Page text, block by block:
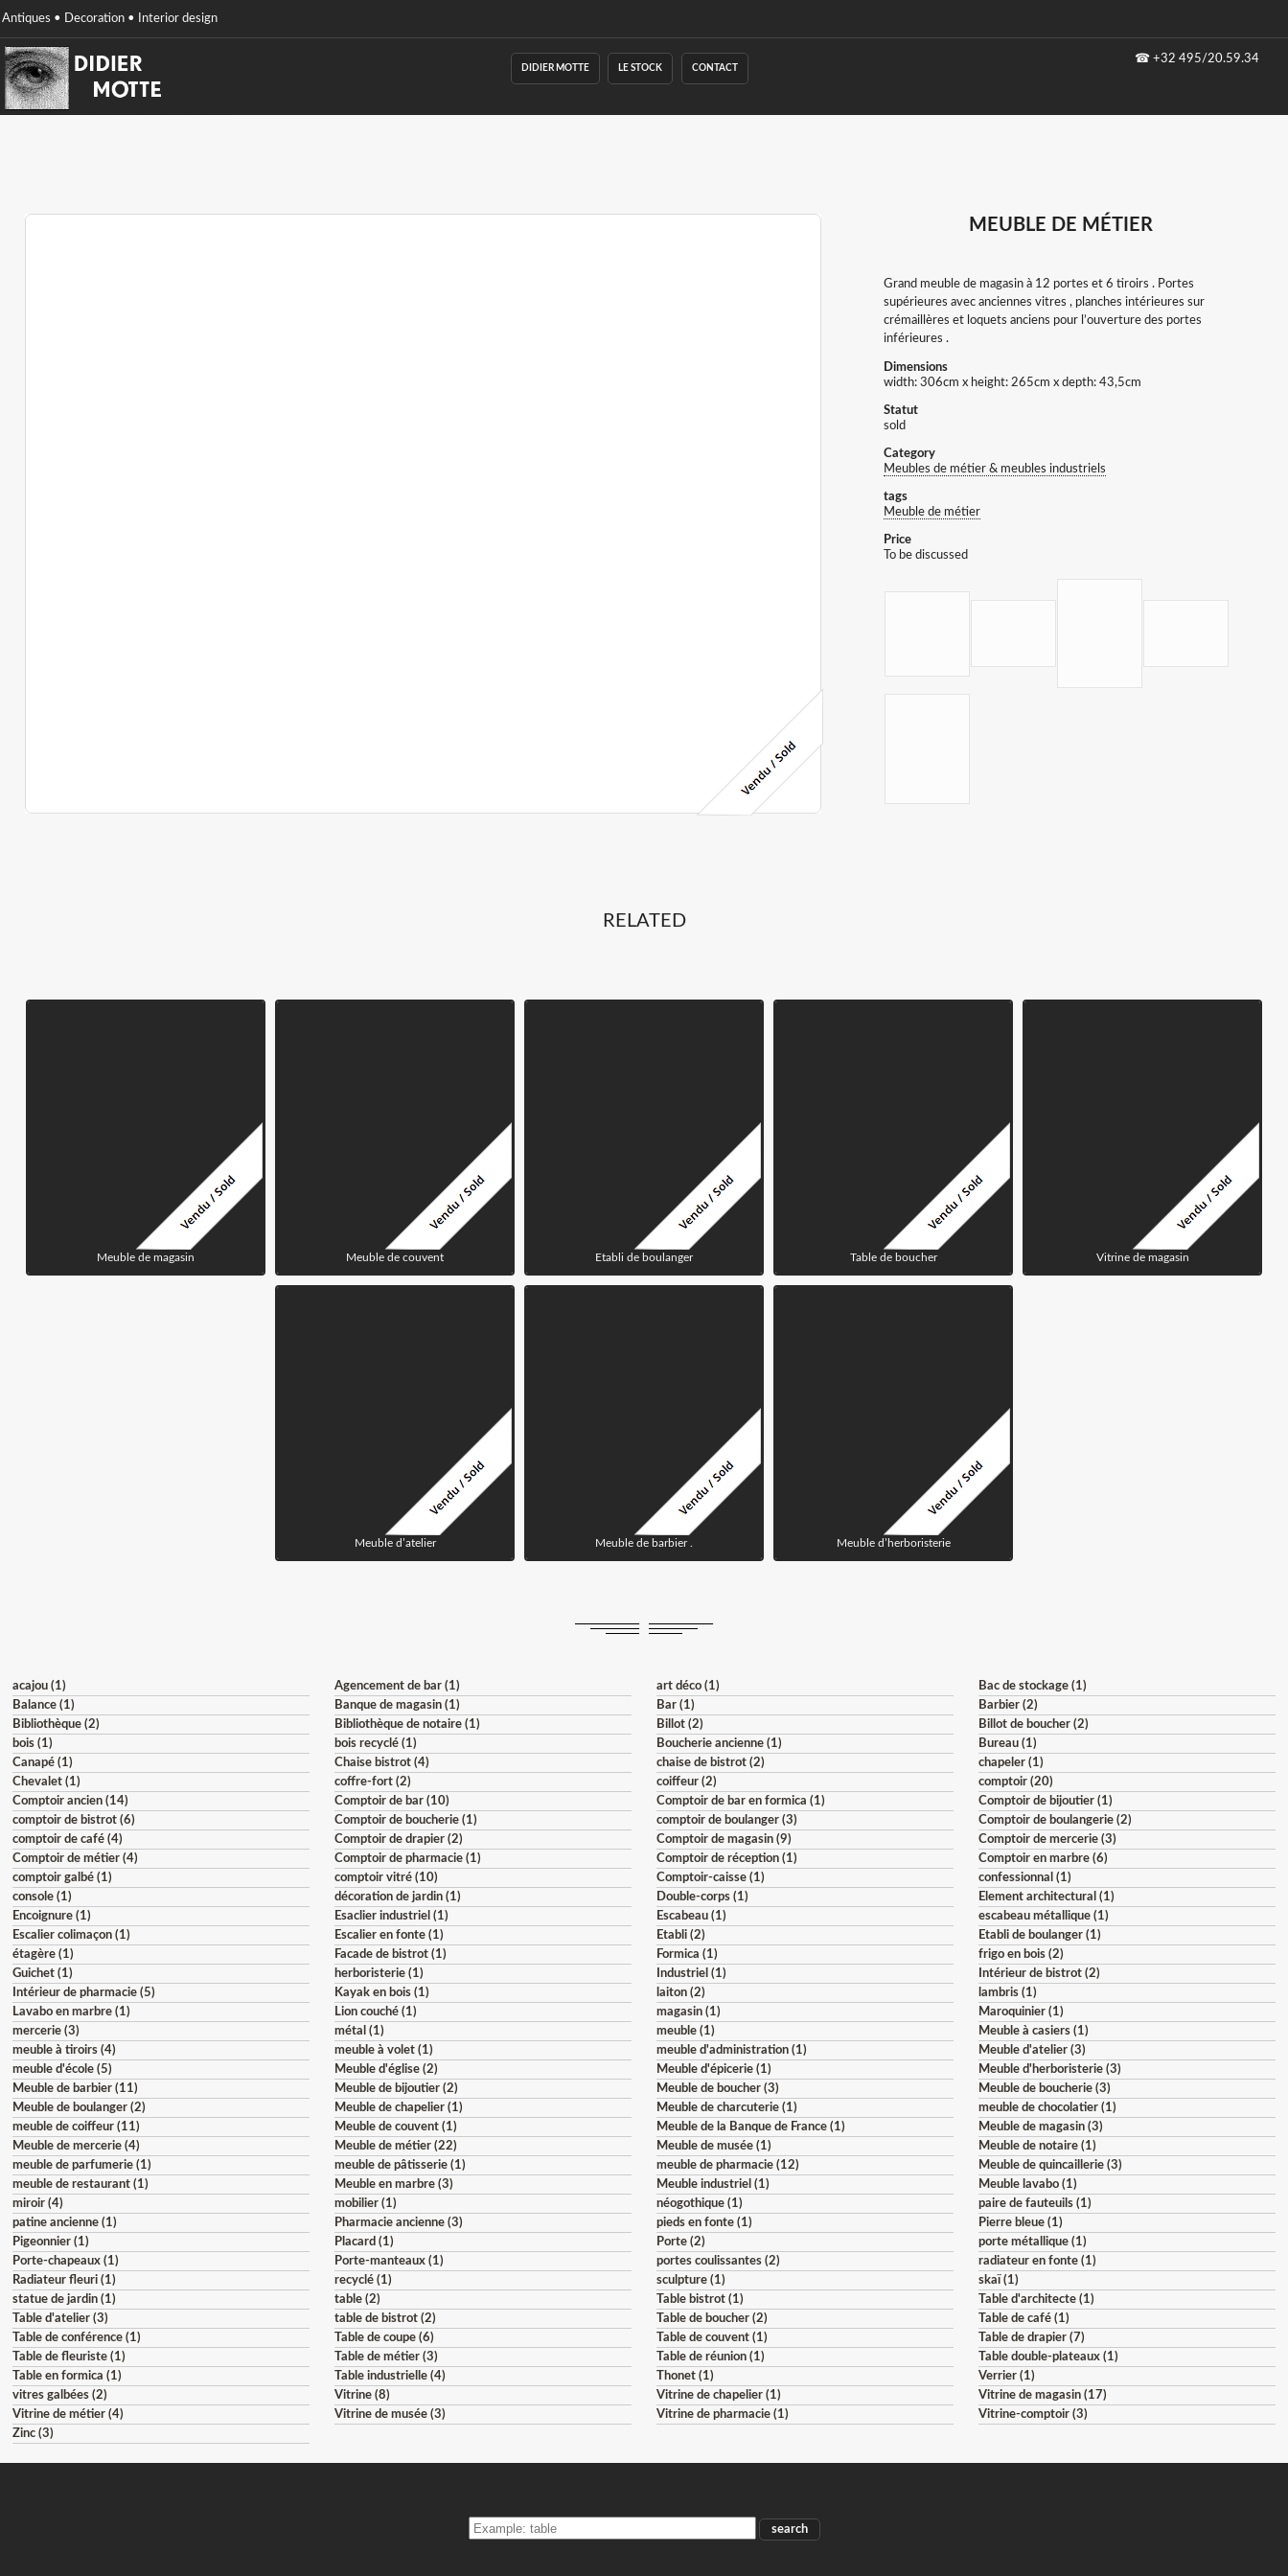
Didier
Motte
antiques,
Decoration,
interior
Antiques • Decoration • Interior design
☎ +32 495/20.59.34
DIDIER MOTTE LE STOCK CONTACT
MEUBLE DE MÉTIER
Grand meuble de magasin à 12 portes et 6 tiroirs . Portes
supérieures avec anciennes vitres , planches intérieures sur
crémaillères et loquets anciens pour l’ouverture des portes
inférieures .
Dimensions
width: 306cm x height: 265cm x depth: 43,5cm
Statut
sold
Category
Meubles de métier & meubles industriels
tags
Meuble de métier
Price
To be discussed
RELATED
Meuble de magasin Meuble de couvent Etabli de boulanger Table de boucher Vitrine de magasin
Meuble d’atelier Meuble de barbier . Meuble d’herboristerie
acajou (1) Agencement de bar (1) art déco (1)
Bac de stockage (1)
Balance (1)
Banque de magasin (1) Bar (1)
Barbier (2)
Bibliothèque (2)
Bibliothèque de notaire (1) Billot (2)
Billot de boucher (2)
bois (1)
bois recyclé (1) Boucherie ancienne (1)
Bureau (1)
Canapé (1)
Chaise bistrot (4) chaise de bistrot (2)
chapeler (1)
Chevalet (1)
coffre-fort (2) coiffeur (2)
comptoir (20)
Comptoir ancien (14)
Comptoir de bar (10) Comptoir de bar en formica (1)
Comptoir de bijoutier (1)
comptoir de bistrot (6)
Comptoir de boucherie (1) comptoir de boulanger (3)
Comptoir de boulangerie (2)
comptoir de café (4)
Comptoir de drapier (2) Comptoir de magasin (9)
Comptoir de mercerie (3)
Comptoir de métier (4)
Comptoir de pharmacie (1) Comptoir de réception (1)
Comptoir en marbre (6)
comptoir galbé (1)
comptoir vitré (10) Comptoir-caisse (1)
confessionnal (1)
console (1)
décoration de jardin (1) Double-corps (1)
Element architectural (1)
Encoignure (1)
Esaclier industriel (1) Escabeau (1)
escabeau métallique (1)
Escalier colimaçon (1)
Escalier en fonte (1) Etabli (2)
Etabli de boulanger (1)
étagère (1)
Facade de bistrot (1) Formica (1)
frigo en bois (2)
Guichet (1)
herboristerie (1) Industriel (1)
Intérieur de bistrot (2)
Intérieur de pharmacie (5)
Kayak en bois (1) laiton (2)
lambris (1)
Lavabo en marbre (1)
Lion couché (1) magasin (1)
Maroquinier (1)
mercerie (3)
métal (1) meuble (1)
Meuble à casiers (1)
meuble à tiroirs (4)
meuble à volet (1) meuble d'administration (1)
Meuble d'atelier (3)
meuble d'école (5)
Meuble d'église (2) Meuble d'épicerie (1)
Meuble d'herboristerie (3)
Meuble de barbier (11)
Meuble de bijoutier (2) Meuble de boucher (3)
Meuble de boucherie (3)
Meuble de boulanger (2)
Meuble de chapelier (1) Meuble de charcuterie (1)
meuble de chocolatier (1)
meuble de coiffeur (11)
Meuble de couvent (1) Meuble de la Banque de France (1)
Meuble de magasin (3)
Meuble de mercerie (4)
Meuble de métier (22) Meuble de musée (1)
Meuble de notaire (1)
meuble de parfumerie (1)
meuble de pâtisserie (1) meuble de pharmacie (12)
Meuble de quincaillerie (3)
meuble de restaurant (1)
Meuble en marbre (3) Meuble industriel (1)
Meuble lavabo (1)
miroir (4)
mobilier (1) néogothique (1)
paire de fauteuils (1)
patine ancienne (1)
Pharmacie ancienne (3) pieds en fonte (1)
Pierre bleue (1)
Pigeonnier (1)
Placard (1) Porte (2)
porte métallique (1)
Porte-chapeaux (1)
Porte-manteaux (1) portes coulissantes (2)
radiateur en fonte (1)
Radiateur fleuri (1)
recyclé (1) sculpture (1)
skaï (1)
statue de jardin (1)
table (2) Table bistrot (1)
Table d'architecte (1)
Table d'atelier (3)
table de bistrot (2) Table de boucher (2)
Table de café (1)
Table de conférence (1)
Table de coupe (6) Table de couvent (1)
Table de drapier (7)
Table de fleuriste (1)
Table de métier (3) Table de réunion (1)
Table double-plateaux (1)
Table en formica (1)
Table industrielle (4) Thonet (1)
Verrier (1)
vitres galbées (2)
Vitrine (8) Vitrine de chapelier (1)
Vitrine de magasin (17)
Vitrine de métier (4)
Vitrine de musée (3) Vitrine de pharmacie (1)
Vitrine-comptoir (3)
Zinc (3)